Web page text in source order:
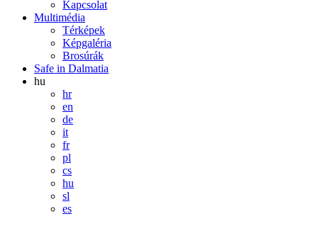
Kapcsolat
Multimédia
Térképek
Képgaléria
Brosúrák
Safe in Dalmatia
hu
hr
en
de
it
fr
pl
cs
hu
sl
es